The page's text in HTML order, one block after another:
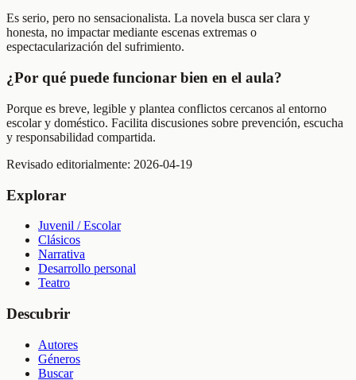
Es serio, pero no sensacionalista. La novela busca ser clara y
honesta, no impactar mediante escenas extremas o
espectacularización del sufrimiento.
¿Por qué puede funcionar bien en el aula?
Porque es breve, legible y plantea conflictos cercanos al entorno
escolar y doméstico. Facilita discusiones sobre prevención, escucha
y responsabilidad compartida.
Revisado editorialmente: 2026-04-19
Explorar
Juvenil / Escolar
Clásicos
Narrativa
Desarrollo personal
Teatro
Descubrir
Autores
Géneros
Buscar